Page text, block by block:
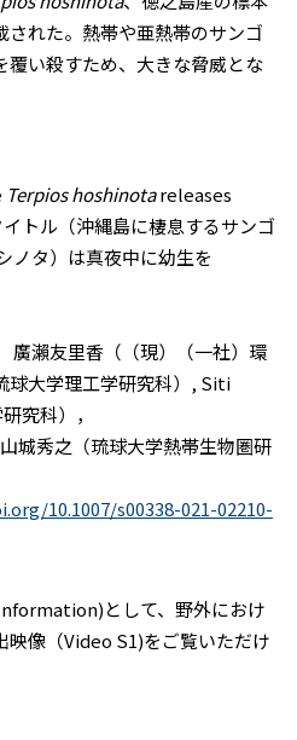
された。熱帯や亜熱帯のサンゴ
い殺すため、大きな脅威とな
Terpios hoshinotareleases
ル（沖縄島に棲息するサンゴ
ノタ）は真夜中に幼生を
瀨友里香（（現）（一社）環
球大学理工学研究科）, Siti
究科），
秀之（琉球大学熱帯生物圏研
10.1007/s00338-021-02210-
として、野外におけ
映像（Video S1)をご覧いただけ